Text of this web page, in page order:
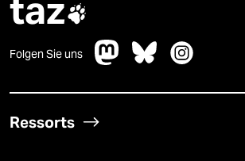
taz
Folgen Sie uns
Ressorts